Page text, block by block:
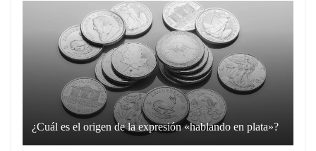
¿Cuál es el origen de la expresión «hablando en plata»?
La